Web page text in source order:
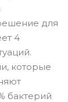
для
4
которые
бактерий